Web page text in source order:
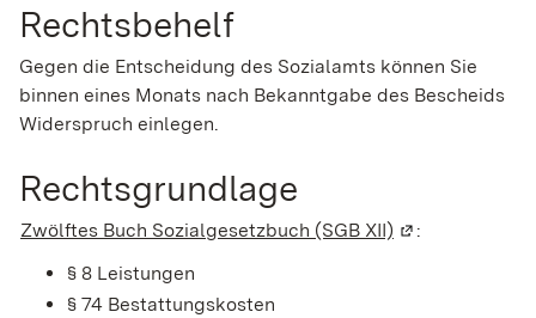
Rechtsbehelf
Gegen die Entscheidung des Sozialamts können Sie
binnen eines Monats nach Bekanntgabe des Bescheids
Widerspruch einlegen.
Rechtsgrundlage
Zwölftes Buch Sozialgesetzbuch (SGB XII) (Wird in einem
:
§ 8 Leistungen
§ 74 Bestattungskosten